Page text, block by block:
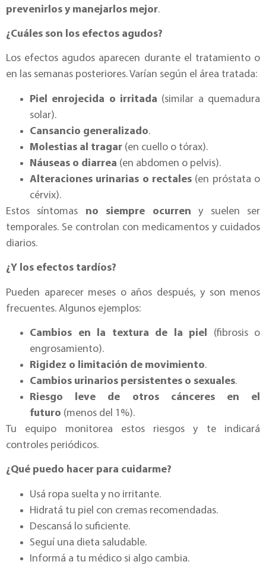
prevenirlos y manejarlos mejor.
¿Cuáles son los efectos agudos?
Los efectos agudos aparecen durante el tratamiento o
en las semanas posteriores. Varían según el área tratada:
Piel enrojecida o irritada (similar a quemadura
solar).
Cansancio generalizado.
Molestias al tragar (en cuello o tórax).
Náuseas o diarrea (en abdomen o pelvis).
Alteraciones urinarias o rectales (en próstata o
cérvix).
Estos síntomas no siempre ocurren y suelen ser
temporales. Se controlan con medicamentos y cuidados
diarios.
¿Y los efectos tardíos?
Pueden aparecer meses o años después, y son menos
frecuentes. Algunos ejemplos:
Cambios en la textura de la piel (fibrosis o
engrosamiento).
Rigidez o limitación de movimiento.
Cambios urinarios persistentes o sexuales.
Riesgo leve de otros cánceres en el
futuro (menos del 1%).
Tu equipo monitorea estos riesgos y te indicará
controles periódicos.
¿Qué puedo hacer para cuidarme?
Usá ropa suelta y no irritante.
Hidratá tu piel con cremas recomendadas.
Descansá lo suficiente.
Seguí una dieta saludable.
Informá a tu médico si algo cambia.